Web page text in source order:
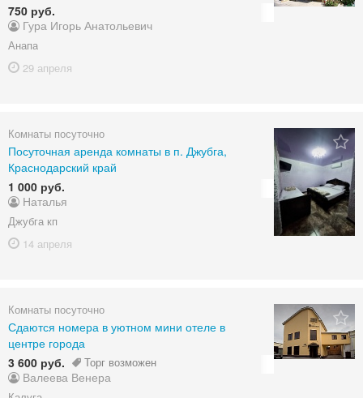
750 руб.
Гура Игорь Анатольевич
Анапа
29 апреля
Комнаты посуточно
Посуточная аренда комнаты в п. Джубга,
Краснодарский край
1 000 руб.
Наталья
Джубга кп
14 апреля
Комнаты посуточно
Сдаются номера в уютном мини отеле в
центре города
3 600 руб.
Торг возможен
Валеева Венера